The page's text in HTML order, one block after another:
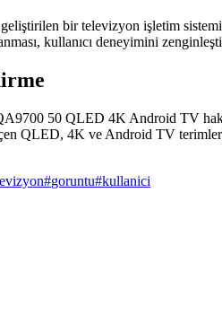
bir televizyon işletim
kullanıcı deneyimini
50 QLED 4K Android TV
QLED, 4K ve Android TV
#goruntu#kullanici